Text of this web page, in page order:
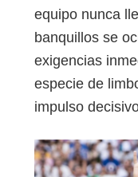
equipo nunca
banquillos se
exigencias
especie de
impulso